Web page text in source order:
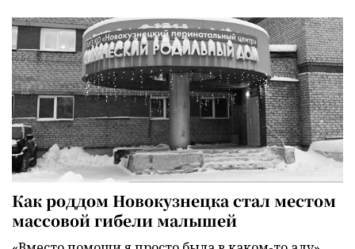
Как роддом Новокузнецка стал местом
массовой гибели малышей